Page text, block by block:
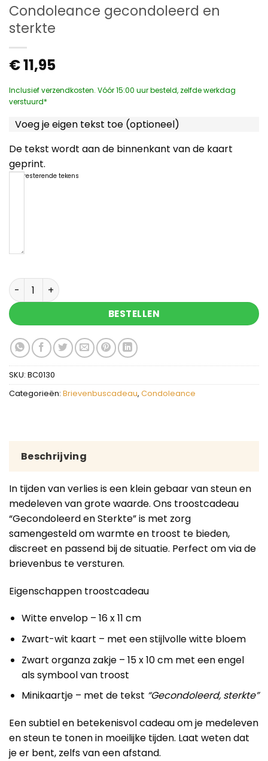
Condoleance gecondoleerd en
sterkte
€11,95
Inclusief verzendkosten. Vóór 15:00 uur besteld, zelfde werkdag
verstuurd*
Voeg je eigen tekst toe (optioneel)
De tekst wordt aan de binnenkant van de kaart
geprint.
resterende tekens
Condoleance gecondoleerd en sterkte aantal
BESTELLEN
SKU: BC0130
Categorieën: Brievenbuscadeau, Condoleance
Beschrijving
In tijden van verlies is een klein gebaar van steun en
medeleven van grote waarde. Ons troostcadeau
“Gecondoleerd en Sterkte” is met zorg
samengesteld om warmte en troost te bieden,
discreet en passend bij de situatie. Perfect om via de
brievenbus te versturen.
Eigenschappen troostcadeau
Witte envelop – 16 x 11 cm
Zwart-wit kaart – met een stijlvolle witte bloem
Zwart organza zakje – 15 x 10 cm met een engel
als symbool van troost
Minikaartje – met de tekst “Gecondoleerd, sterkte”
Een subtiel en betekenisvol cadeau om je medeleven
en steun te tonen in moeilijke tijden. Laat weten dat
je er bent, zelfs van een afstand.